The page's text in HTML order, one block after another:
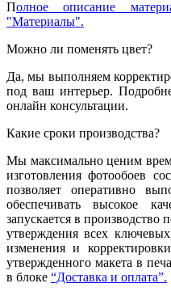
Полное описание
"Материалы".
Можно ли поменять цвет?
Да, мы выполняем
под ваш интерьер.
онлайн консультации.
Какие сроки производства?
Мы максимально ценим
изготовления фотообоев
позволяет оперативно
обеспечивать высокое
запускается в производство
утверждения всех
изменения и
утвержденного макета в
в блоке “Доставка и оплата”.